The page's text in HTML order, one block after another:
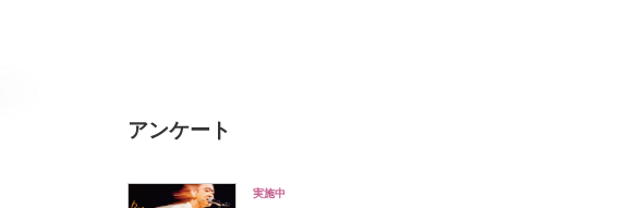
アンケート
実施中